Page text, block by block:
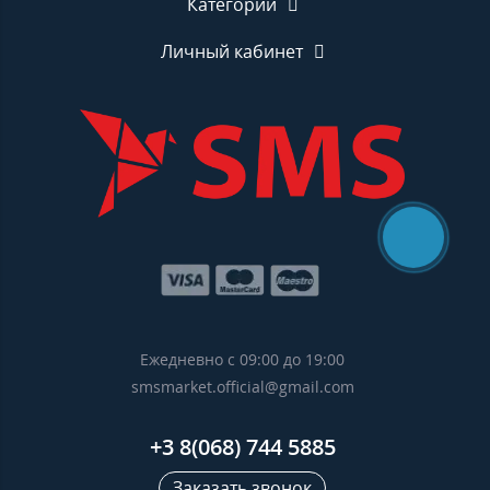
Личный кабинет
Ежедневно с 09:00 до 19:00
smsmarket.official@gmail.com
+3 8(068) 744 5885